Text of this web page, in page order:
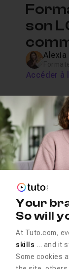
son
Alexia
Accéder à